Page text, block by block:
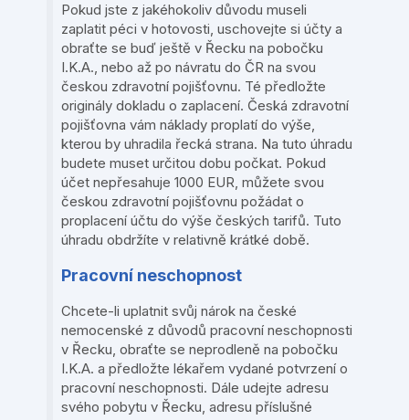
Pokud jste z jakéhokoliv důvodu museli
zaplatit péci v hotovosti, uschovejte si účty a
obraťte se buď ještě v Řecku na pobočku
I.K.A., nebo až po návratu do ČR na svou
českou zdravotní pojišťovnu. Té předložte
originály dokladu o zaplacení. Česká zdravotní
pojišťovna vám náklady proplatí do výše,
kterou by uhradila řecká strana. Na tuto úhradu
budete muset určitou dobu počkat. Pokud
účet nepřesahuje 1000 EUR, můžete svou
českou zdravotní pojišťovnu požádat o
proplacení účtu do výše českých tarifů. Tuto
úhradu obdržíte v relativně krátké době.
Pracovní neschopnost
Chcete-li uplatnit svůj nárok na české
nemocenské z důvodů pracovní neschopnosti
v Řecku, obraťte se neprodleně na pobočku
I.K.A. a předložte lékařem vydané potvrzení o
pracovní neschopnosti. Dále udejte adresu
svého pobytu v Řecku, adresu příslušné